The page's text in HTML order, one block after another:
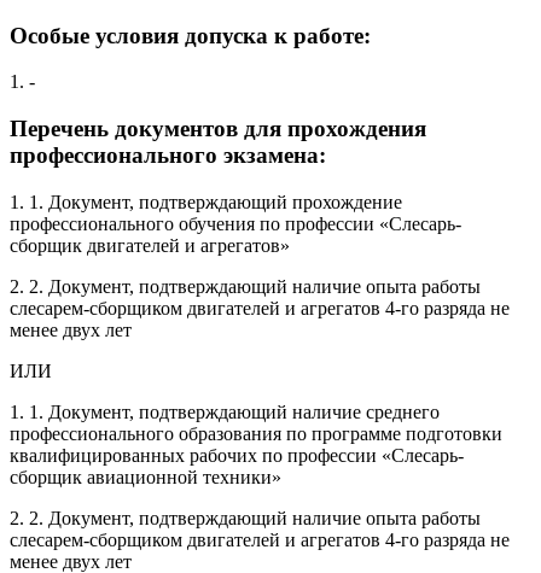
Особые условия допуска к работе:
1. -
Перечень документов для прохождения
профессионального экзамена:
1. 1. Документ, подтверждающий прохождение
профессионального обучения по профессии «Слесарь-
сборщик двигателей и агрегатов»
2. 2. Документ, подтверждающий наличие опыта работы
слесарем-сборщиком двигателей и агрегатов 4-го разряда не
менее двух лет
ИЛИ
1. 1. Документ, подтверждающий наличие среднего
профессионального образования по программе подготовки
квалифицированных рабочих по профессии «Слесарь-
сборщик авиационной техники»
2. 2. Документ, подтверждающий наличие опыта работы
слесарем-сборщиком двигателей и агрегатов 4-го разряда не
менее двух лет